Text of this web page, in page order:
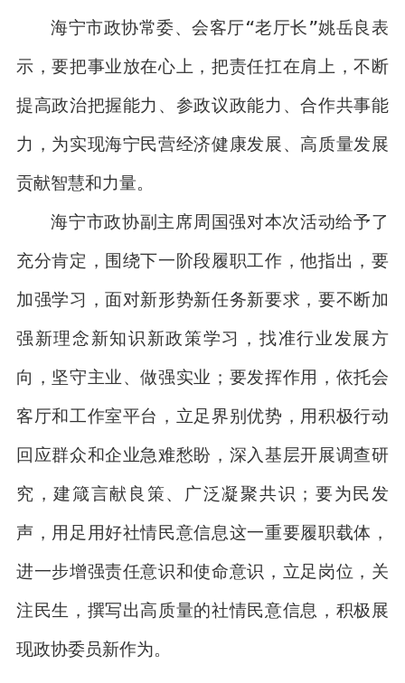
海宁市政协常委、会客厅“老厅长”姚岳良表
示，要把事业放在心上，把责任扛在肩上，不断
提高政治把握能力、参政议政能力、合作共事能
力，为实现海宁民营经济健康发展、高质量发展
贡献智慧和力量。
海宁市政协副主席周国强对本次活动给予了
充分肯定，围绕下一阶段履职工作，他指出，要
加强学习，面对新形势新任务新要求，要不断加
强新理念新知识新政策学习，找准行业发展方
向，坚守主业、做强实业；要发挥作用，依托会
客厅和工作室平台，立足界别优势，用积极行动
回应群众和企业急难愁盼，深入基层开展调查研
究，建箴言献良策、广泛凝聚共识；要为民发
声，用足用好社情民意信息这一重要履职载体，
进一步增强责任意识和使命意识，立足岗位，关
注民生，撰写出高质量的社情民意信息，积极展
现政协委员新作为。